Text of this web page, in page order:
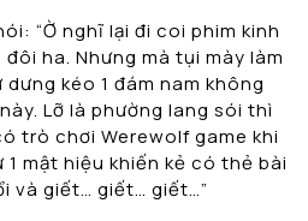
“Ờ nghĩ lại đi coi phim kinh
ha. Nhưng mà tụi mày làm
kéo 1 đám nam không
Lỡ là phường lang sói thì
trò chơi Werewolf game khi
mật hiệu khiến kẻ có thẻ bài
và giết… giết… giết…”